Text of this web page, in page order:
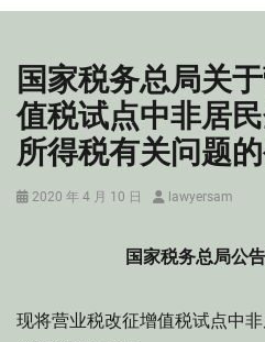
国家税务总局关
值税试点中非居
所得税有关问题
Posted
2020 年 4 月 10 日 Authorlawyersam
国家税务总局公
现将营业税改征增值税试点中